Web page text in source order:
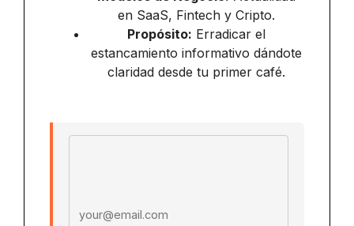
en SaaS, Fintech y Cripto.
Propósito: Erradicar el
estancamiento informativo dándote
claridad desde tu primer café.